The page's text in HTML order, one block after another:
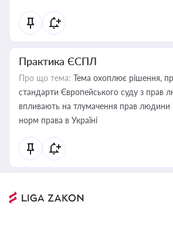
Практика ЄСПЛ
Про що тема: Тема охоплює рішення,
стандарти Європейського суду з прав
впливають на тлумачення прав людини
норм права в Україні